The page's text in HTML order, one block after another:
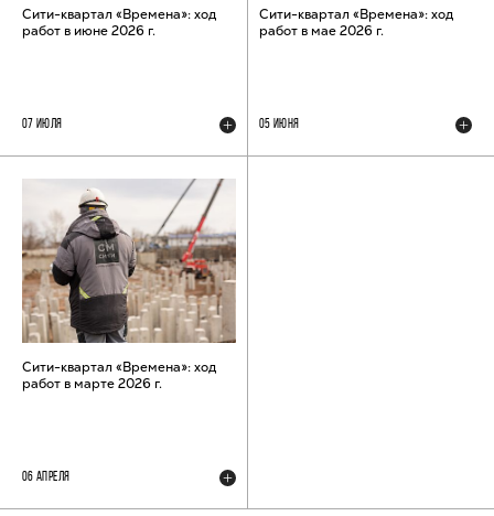
Сити-квартал «Времена»: ход
работ в июне 2026 г.
07 ИЮЛЯ
Сити-квартал «Времена»: ход
работ в мае 2026 г.
05 ИЮНЯ
Сити-квартал «Времена»: ход
работ в марте 2026 г.
06 АПРЕЛЯ